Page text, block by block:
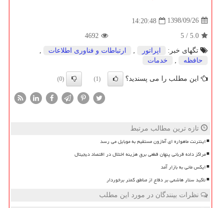
1398/09/26
14:20:48
5.0
/
5
4692
تگهای خبر:
اپراتور ارتباطات و فناوری اطلاعات
حافظه
خدمات
این مطلب را می پسندید؟ (1)
(0)
تازه ترین مطالب مرتبط
اینترنت ماهواره ای آمازون مستقیم به موبایل می رسد
مراکز داده قربانی پنهان قطعی برق هزینه اختلال در اقتصاد دیجیتال
ایکس مانی به بازار آمد
تاکید ستار هاشمی بر دفاع از مناطق کمتر برخوردار
نظرات بینندگان در مورد این مطلب